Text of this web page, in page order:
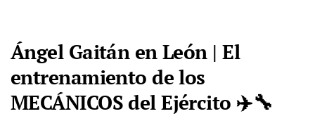
Ángel Gaitán en León | El
entrenamiento de los
MECÁNICOS del Ejército ✈️🔧